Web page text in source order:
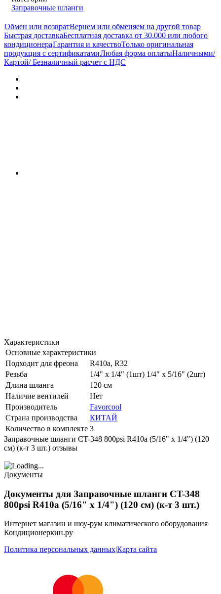
Заправочные шланги
Обмен или возвратВернем или обменяем на другой товар
Быстрая доставкаБесплатная доставка от 30.000 или любого
кондиционераГарантия и качествоТолько оригинальная
продукция с сертификатамиЛюбая форма оплатыНаличными/
Картой/ Безналичный расчет с НДС
Характеристики
Основные характеристики
Подходит для фреона
R410a, R32
Резьба
1/4" x 1/4" (1шт) 1/4" x 5/16" (2шт)
Длина шланга
120 см
Наличие вентилей
Нет
Производитель
Favorcool
Страна производства
КИТАЙ
Количество в комплекте 3
Заправочные шланги CT-348 800psi R410a (5/16" х 1/4") (120
см) (к-т 3 шт.) отзывы
Документы
Документы для Заправочные шланги CT-348
800psi R410a (5/16" х 1/4") (120 см) (к-т 3 шт.)
Интернет магазин и шоу-рум климатического оборудования
Кондиционеркин.ру
Политика персональных данных|Карта сайта